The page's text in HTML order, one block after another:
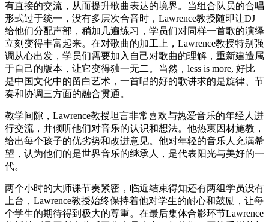
有直接的交流，从而提升歌曲表达的境界。当组合队员的合唱
形式过于统一，没有多层次合音时，Lawrence教授随即让DJ
给他们分配声部，稍加几遍练习，学员们对同样一首歌的演绎
立刻变得丰富起来。在对歌曲的加工上，Lawrence教授特别强
调从心出发，学员们需要加入自己对歌曲的理解，重新建造属
于自己的版本，让它变得独一无二。当然，less is more, 好比
是中国文化中的留白艺术，一首唱的好的歌讲求的是旋律、节
奏和协调三方面的融合贯通。
教学间隙，Lawrence教授坦言非常喜欢与热爱音乐的年经人进
行交流，并倾听他们对音乐的认识和想法。他热衷因材施教，
给出每个孩子的优劣势和改进意见。他对年轻的音乐人充满希
望，认为他们的是世界音乐的继承人，是代表阳光与美好的一
代。
两个小时的大师课节奏紧密，临近结束得知还有两组学员没有
上台，Lawrence教授始终保持着他对学生的耐心和鼓励，让每
个学生的期待得到极大的尊重。在最后集体合影环节Lawrence